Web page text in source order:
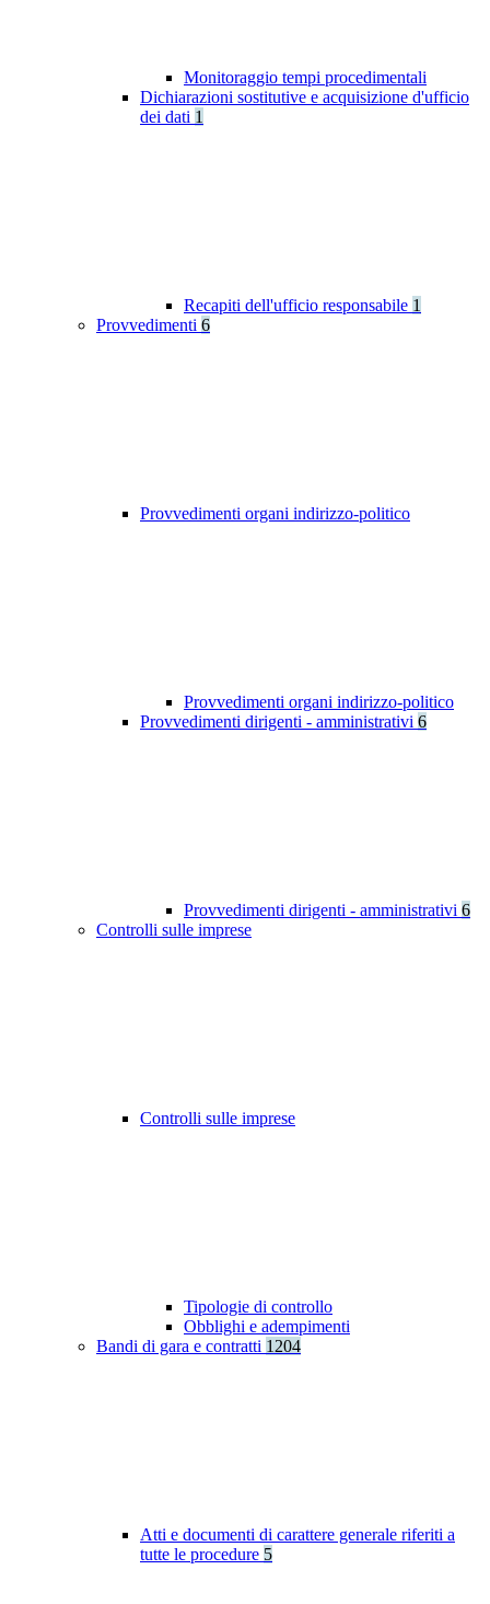
Monitoraggio tempi procedimentali
Dichiarazioni sostitutive e acquisizione d'ufficio
dei dati 1
Recapiti dell'ufficio responsabile 1
Provvedimenti 6
Provvedimenti organi indirizzo-politico
Provvedimenti organi indirizzo-politico
Provvedimenti dirigenti - amministrativi 6
Provvedimenti dirigenti - amministrativi 6
Controlli sulle imprese
Controlli sulle imprese
Tipologie di controllo
Obblighi e adempimenti
Bandi di gara e contratti 1204
Atti e documenti di carattere generale riferiti a
tutte le procedure 5